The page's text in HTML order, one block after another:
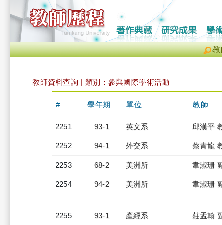
教
教師資料查詢 | 類別：參與國際學術活動
# 學年期 單位 教師
2251 93-1 英文系 邱漢平
2252 94-1 外交系 蔡青龍
2253 68-2 美洲所 韋淑珊
2254 94-2 美洲所 韋淑珊
2255 93-1 產經系 莊孟翰